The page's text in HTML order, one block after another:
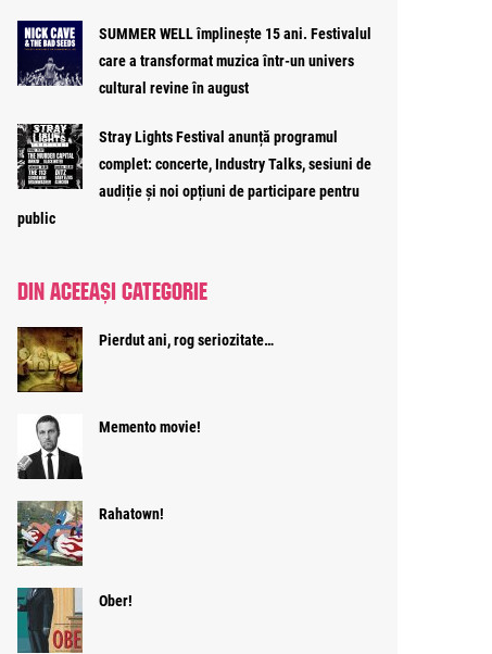
SUMMER WELL împlinește 15 ani. Festivalul
care a transformat muzica într-un univers
cultural revine în august
Stray Lights Festival anunță programul
complet: concerte, Industry Talks, sesiuni de
audiție și noi opțiuni de participare pentru
public
DIN ACEEAȘI CATEGORIE
Pierdut ani, rog seriozitate…
Memento movie!
Rahatown!
Ober!